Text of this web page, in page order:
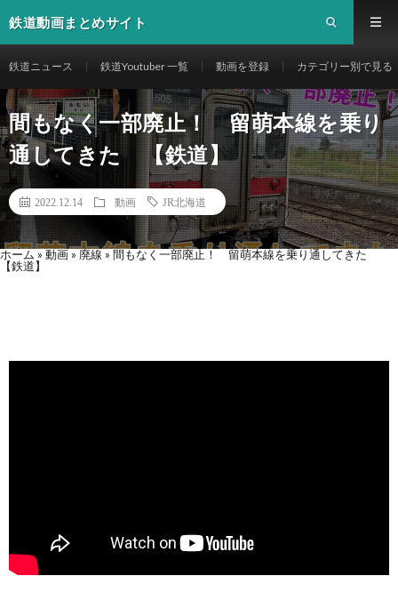
鉄道動画まとめサイト
鉄道ニュース 鉄道Youtuber 一覧 動画を登録 カテゴリー別で見る
間もなく一部廃止！ 留萌本線を乗り
通してきた 【鉄道】
2022.12.14 動画 JR北海道
ホーム » 動画 » 廃線 » 間もなく一部廃止！ 留萌本線を乗り通してきた
【鉄道】